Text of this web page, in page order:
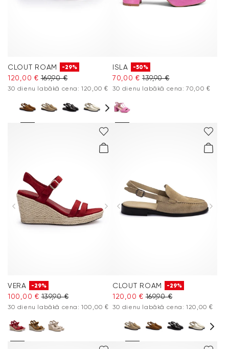
CLOUT ROAM -29%
120,00 € 169,90 €
30 dienu labākā cena: 120,00 €
ISLA -50%
70,00 € 139,90 €
30 dienu labākā cena: 70,00 €
VERA -29%
100,00 € 139,90 €
30 dienu labākā cena: 100,00 €
CLOUT ROAM -29%
120,00 € 169,90 €
30 dienu labākā cena: 120,00 €